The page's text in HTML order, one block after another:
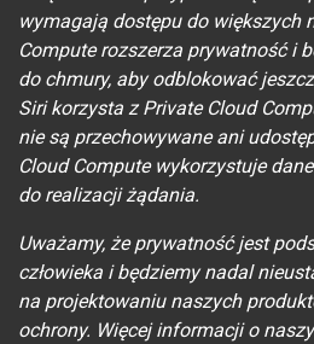
wymagają dostępu do większych
Compute rozszerza prywatność i
do chmury, aby odblokować
Siri korzysta z Private Cloud
nie są przechowywane ani
Cloud Compute wykorzystuje
do realizacji żądania.
Uważamy, że prywatność jest
człowieka i będziemy nadal
na projektowaniu naszych
ochrony. Więcej informacji o